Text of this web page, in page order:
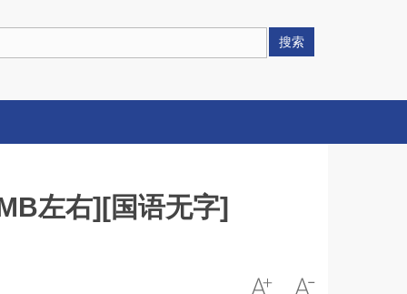
搜索
左右][国语无字]